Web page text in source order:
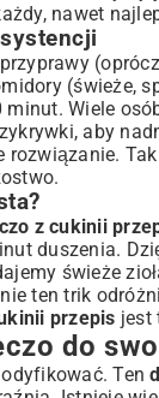
nawet
(świeże,
minut. Wiele
aby
rozwiązanie.
z cukinii
duszenia.
świeże
ten trik
przepis jest
do
Ten